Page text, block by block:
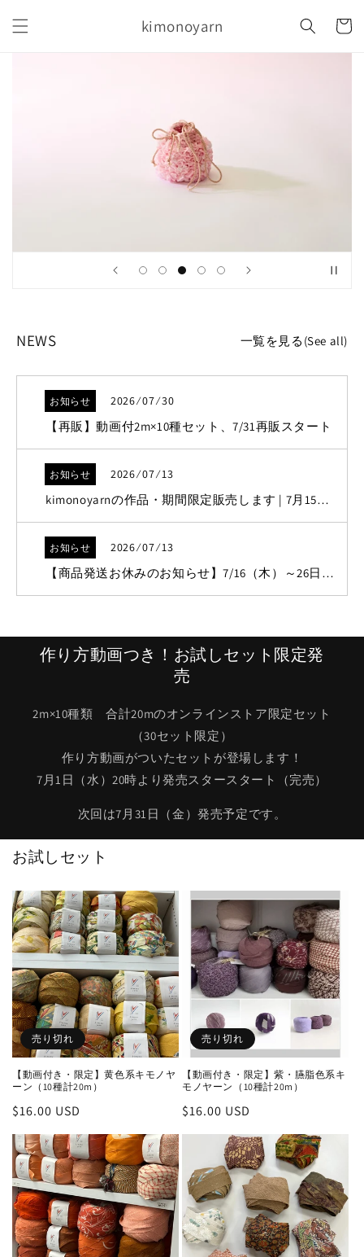
ンツに
進む
kimonoyarn
ー
NEWS 一覧を見る(See all)
お知らせ 2026 ⁄ 07 ⁄ 30
【再販】動画付2m×10種セット、7/31再販スタート
お知らせ 2026 ⁄ 07 ⁄ 13
kimonoyarnの作品・期間限定販売します | 7月15日（水）～
お知らせ 2026 ⁄ 07 ⁄ 13
【商品発送お休みのお知らせ】7/16（木）～26日（日）
作り方動画つき！お試しセット限定発
売
2m×10種類 合計20mのオンラインストア限定セット
（30セット限定）
作り方動画がついたセットが登場します！
7月1日（水）20時より発売スタースタート（完売）
次回は7月31日（金）発売予定です。
お試しセット
売り切れ
【動画付き・限定】黄色系キモノヤ
ーン（10種計20m）
通
価
格
$16.00 USD
売り切れ
【動画付き・限定】紫・臙脂色系キ
モノヤーン（10種計20m）
通
$16.00 USD